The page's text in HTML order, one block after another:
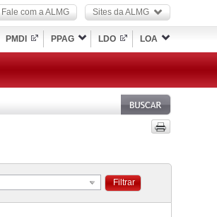
Fale com a ALMG Sites da ALMG
PMDI PPAG LDO LOA
Filtrar